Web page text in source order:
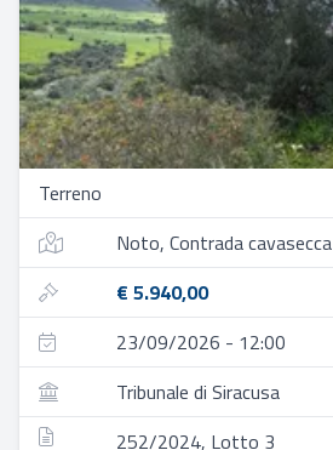
Terreno
Noto, Contrada cavasecca
€ 5.940,00
23/09/2026 - 12:00
Tribunale di Siracusa
252/2024, Lotto 3